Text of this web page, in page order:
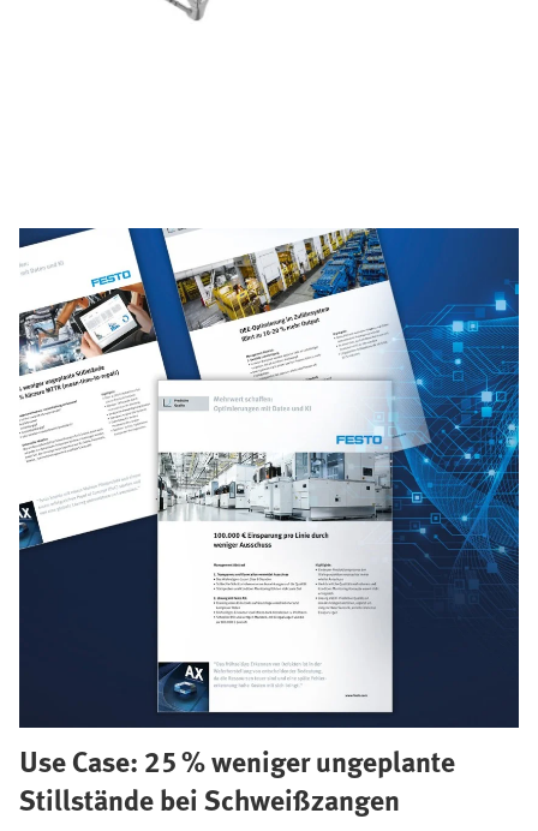
Use Case: 25 % weniger ungeplante
Stillstände bei Schweißzangen